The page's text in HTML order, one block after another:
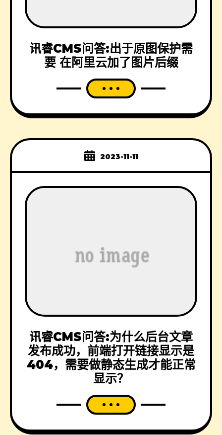
讯睿CMS问答:出于原图保护需
要 在阿里云加了图片后缀
2023-11-11
讯睿CMS问答:为什么后台文章
发布成功，前端打开链接显示是
404，需要做静态生成才能正常
显示？